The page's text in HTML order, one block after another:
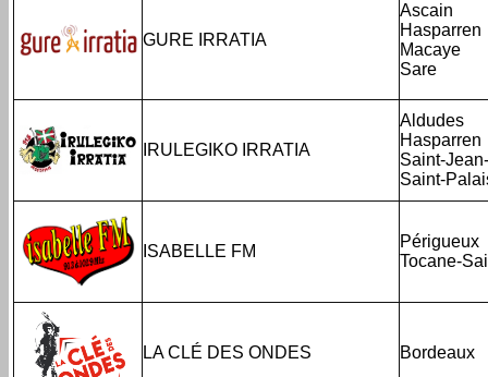
GURE IRRATIA
Ascain
Hasparren
Macaye
Sare
IRULEGIKO IRRATIA
Aldudes
Hasparren
Saint-
Saint-
ISABELLE FM
Périgueux
Tocane-
LA CLÉ DES ONDES Bordeaux